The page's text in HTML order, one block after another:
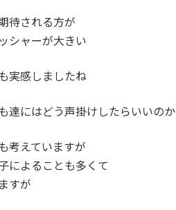
待される方が
シャーが大きい
実感しましたね
達にはどう声掛けしたらいいのか
考えていますが
によることも多くて
すが